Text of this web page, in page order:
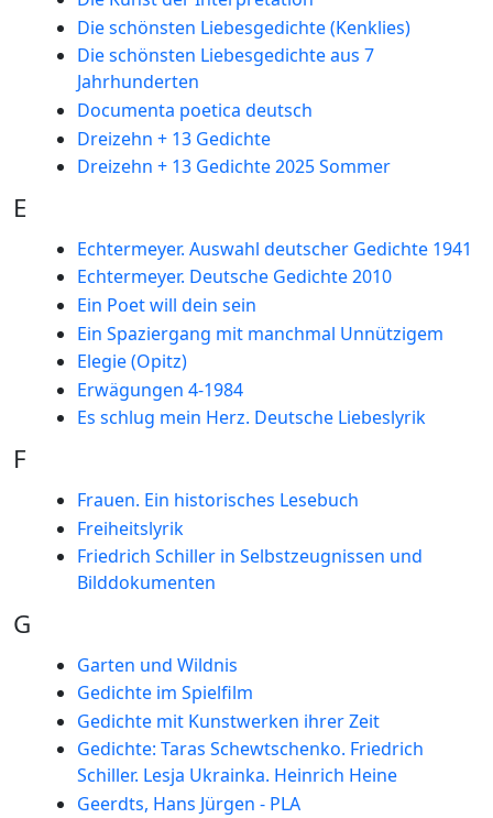
Die schönsten Liebesgedichte (Kenklies)
Die schönsten Liebesgedichte aus 7
Jahrhunderten
Documenta poetica deutsch
Dreizehn + 13 Gedichte
Dreizehn + 13 Gedichte 2025 Sommer
E
Echtermeyer. Auswahl deutscher Gedichte 1941
Echtermeyer. Deutsche Gedichte 2010
Ein Poet will dein sein
Ein Spaziergang mit manchmal Unnützigem
Elegie (Opitz)
Erwägungen 4-1984
Es schlug mein Herz. Deutsche Liebeslyrik
F
Frauen. Ein historisches Lesebuch
Freiheitslyrik
Friedrich Schiller in Selbstzeugnissen und
Bilddokumenten
G
Garten und Wildnis
Gedichte im Spielfilm
Gedichte mit Kunstwerken ihrer Zeit
Gedichte: Taras Schewtschenko. Friedrich
Schiller. Lesja Ukrainka. Heinrich Heine
Geerdts, Hans Jürgen - PLA